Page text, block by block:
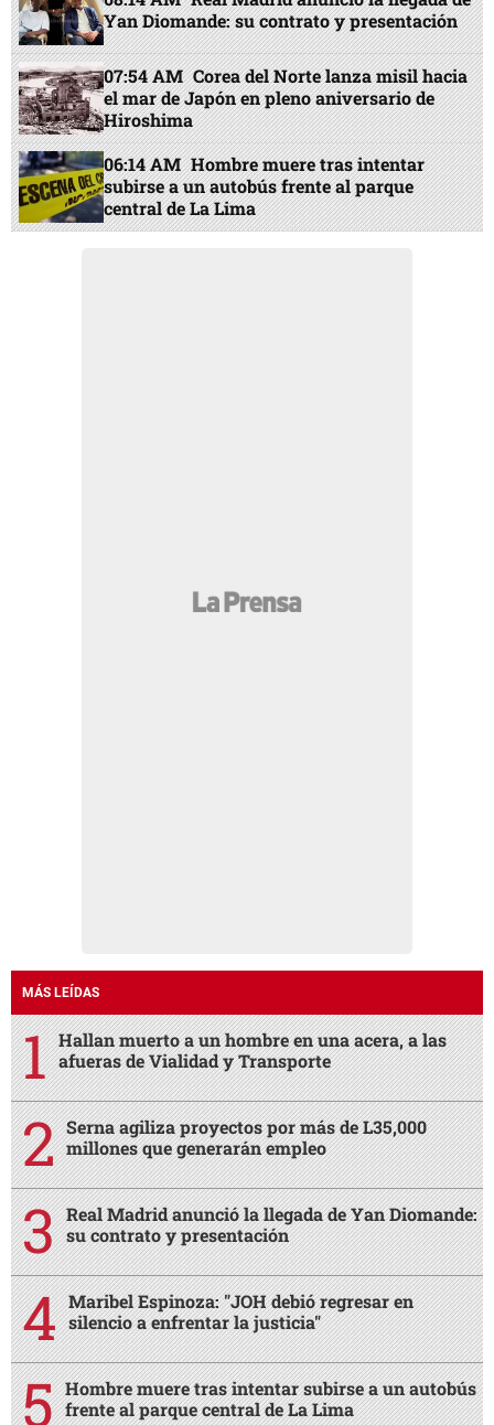
Yan Diomande: su contrato y presentación
07:54 AM Corea del Norte lanza misil hacia
el mar de Japón en pleno aniversario de
Hiroshima
06:14 AM Hombre muere tras intentar
subirse a un autobús frente al parque
central de La Lima
MÁS LEÍDAS
Hallan muerto a un hombre en una acera, a las
afueras de Vialidad y Transporte
Serna agiliza proyectos por más de L35,000
millones que generarán empleo
Real Madrid anunció la llegada de Yan Diomande:
su contrato y presentación
Maribel Espinoza: "JOH debió regresar en
silencio a enfrentar la justicia"
Hombre muere tras intentar subirse a un autobús
frente al parque central de La Lima